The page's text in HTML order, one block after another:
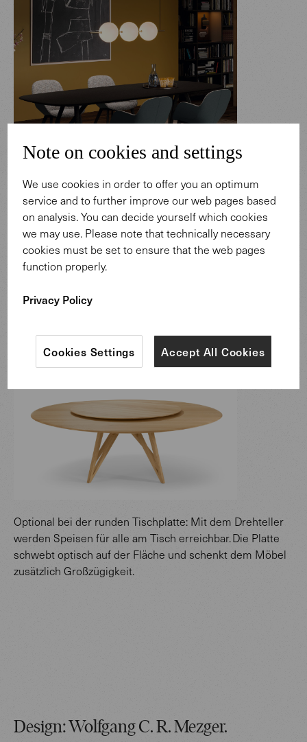
Wertigkeit und Leichtigkeit
Ein großer Esstisch als Treffpunkt und Mittelpunkt des
Hauses. Material und Form in perfekter Harmonie – ein
jeder, der am Tisch sitzt, spürt die Kraft. Großzügig finden
hier die ganze Familie und Gäste Platz.
Optional bei der runden Tischplatte: Mit dem Drehteller
werden Speisen für alle am Tisch erreichbar. Die Platte
schwebt optisch auf der Fläche und schenkt dem Möbel
zusätzlich Großzügigkeit.
Design: Wolfgang C. R. Mezger.
Note on cookies and settings
We use cookies in order to offer you an optimum
service and to further improve our web pages based
on analysis. You can decide yourself which cookies
we may use. Please note that technically necessary
cookies must be set to ensure that the web pages
function properly.
Privacy Policy
Accept All Cookies
Cookies Settings